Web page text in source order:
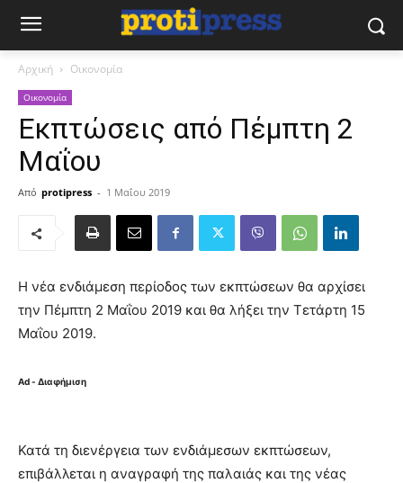
Αρχική Οικονομία
Οικονομία
Εκπτώσεις από Πέμπτη 2
Μαΐου
Από protipress - 1 Μαΐου 2019
Η νέα ενδιάμεση περίοδος των εκπτώσεων θα αρχίσει
την Πέμπτη 2 Μαΐου 2019 και θα λήξει την Τετάρτη 15
Μαΐου 2019.
Ad - Διαφήμιση
Κατά τη διενέργεια των ενδιάμεσων εκπτώσεων,
επιβάλλεται η αναγραφή της παλαιάς και της νέας